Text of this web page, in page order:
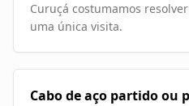
Curuçá costumamos
uma única visita.
Cabo de aço partido